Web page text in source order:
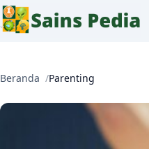
Beranda Parenting